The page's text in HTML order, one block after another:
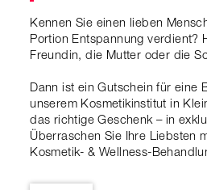
Kennen Sie einen lieben
Portion Entspannung verdient?
Freundin, die Mutter oder die
Dann ist ein Gutschein für eine
unserem Kosmetikinstitut in
das richtige Geschenk – in
Überraschen Sie Ihre Liebsten
Kosmetik- & Wellness-